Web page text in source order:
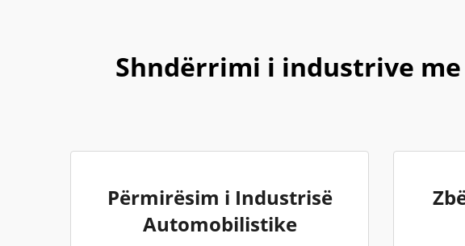
Shndërrimi i industrive
Përmirësim i Industrisë
Automobilistike